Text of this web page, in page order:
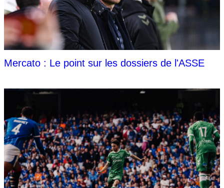
Mercato : Le point sur les dossiers de l'ASSE